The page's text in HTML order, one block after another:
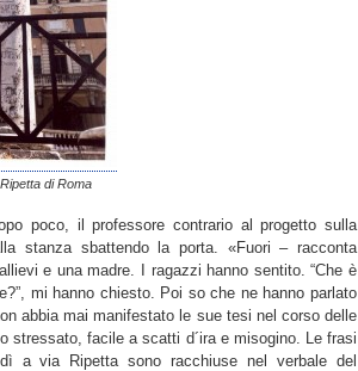
di Roma
poco, il professore contrario al progetto sulla
stanza sbattendo la porta. «Fuori – racconta
e una madre. I ragazzi hanno sentito. “Che è
mi hanno chiesto. Poi so che ne hanno parlato
abbia mai manifestato le sue tesi nel corso delle
stressato, facile a scatti d´ira e misogino. Le frasi
a via Ripetta sono racchiuse nel verbale del